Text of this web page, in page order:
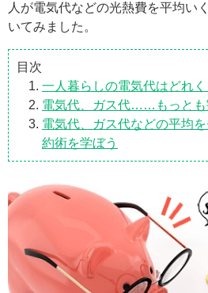
人が電気代などの光熱費を平均い
いてみました。
目次
一人暮らしの電気代はどれく
電気代、ガス代……もっとも
電気代、ガス代などの平均
約術を学ぼう